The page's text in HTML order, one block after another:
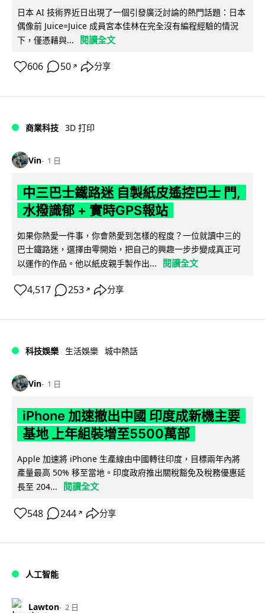
日本 AI 技術界近日出現了一個引發廣泛討論的熱門話題：日本
偶像前 Juice=Juice 成員宮本佳林在完全沒有編程經驗的情況
下，僅憑藉與...
閱讀全文
606 50 ↗ 分享
商業科技 3D 打印
Vin 1 日
中三巴士鐵路迷 自製紙皮遙控巴士 門,
水撥識郁 + 實時GPS報站
如果你熱愛一件事，你會熱愛到怎樣的程度？一位就讀中三的
巴士鐵路迷，選擇由零開始，把自己的興趣一步步變成真正可
以運作的作品。他以紙皮親手製作出...
閱讀全文
4,517 253 ↗ 分享
科技娛樂 生活娛樂 城中熱話
Vin 1 日
iPhone 加速撤出中國 印度成新機主要
基地 上年組裝增至5500萬部
Apple 加速將 iPhone 生產線由中國轉往印度，目標兩年內將
產量最高 50% 移至當地。印度政府推出關稅豁免及稅務優惠延
長至 204...
閱讀全文
548 244 ↗ 分享
人工智能
Lawton 2 日